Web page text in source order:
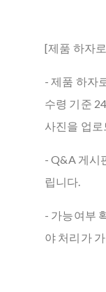
[제품 하자
- 제품 하자
수령 기준
사진을 업로
- Q&A 게시
립니다.
- 가능여부
야 처리가